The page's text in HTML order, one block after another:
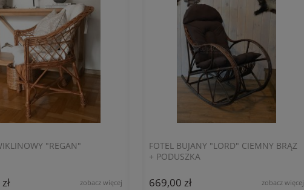
"REGAN"
zobacz więcej
FOTEL BUJANY "LORD" CIEMNY BRĄZ
+ PODUSZKA
669,00 zł zobacz więcej